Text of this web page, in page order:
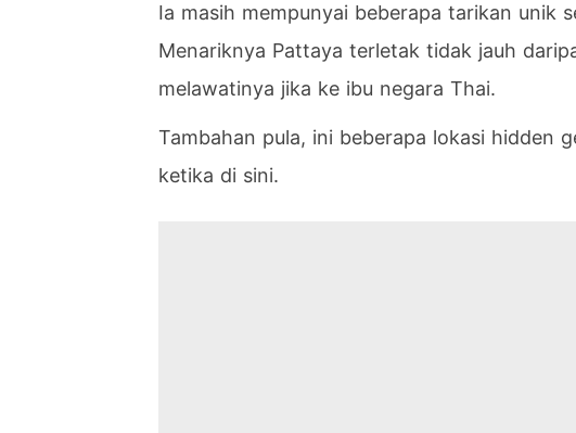
Ia masih mempunyai beberapa tarikan unik
Menariknya Pattaya terletak tidak jauh
melawatinya jika ke ibu negara Thai.
Tambahan pula, ini beberapa lokasi hidden
ketika di sini.